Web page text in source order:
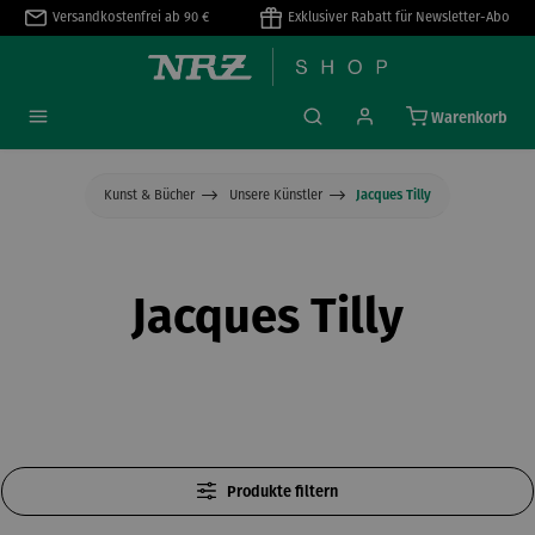
springen
Versandkostenfrei ab 90 € Exklusiver Rabatt für Newsletter-Abo
Warenkorb
Kunst & Bücher Unsere Künstler Jacques Tilly
Jacques Tilly
Produkte filtern